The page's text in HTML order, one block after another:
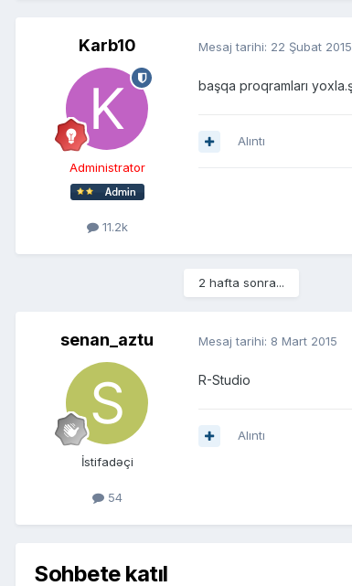
Karb10
Administrator
11.2k
Mesaj tarihi: 22 Şubat 2015
başqa proqramları
Alıntı
2 hafta sonra...
senan_aztu
İstifadəçi
54
Mesaj tarihi: 8 Mart 2015
R-Studio
Alıntı
Sohbete katıl